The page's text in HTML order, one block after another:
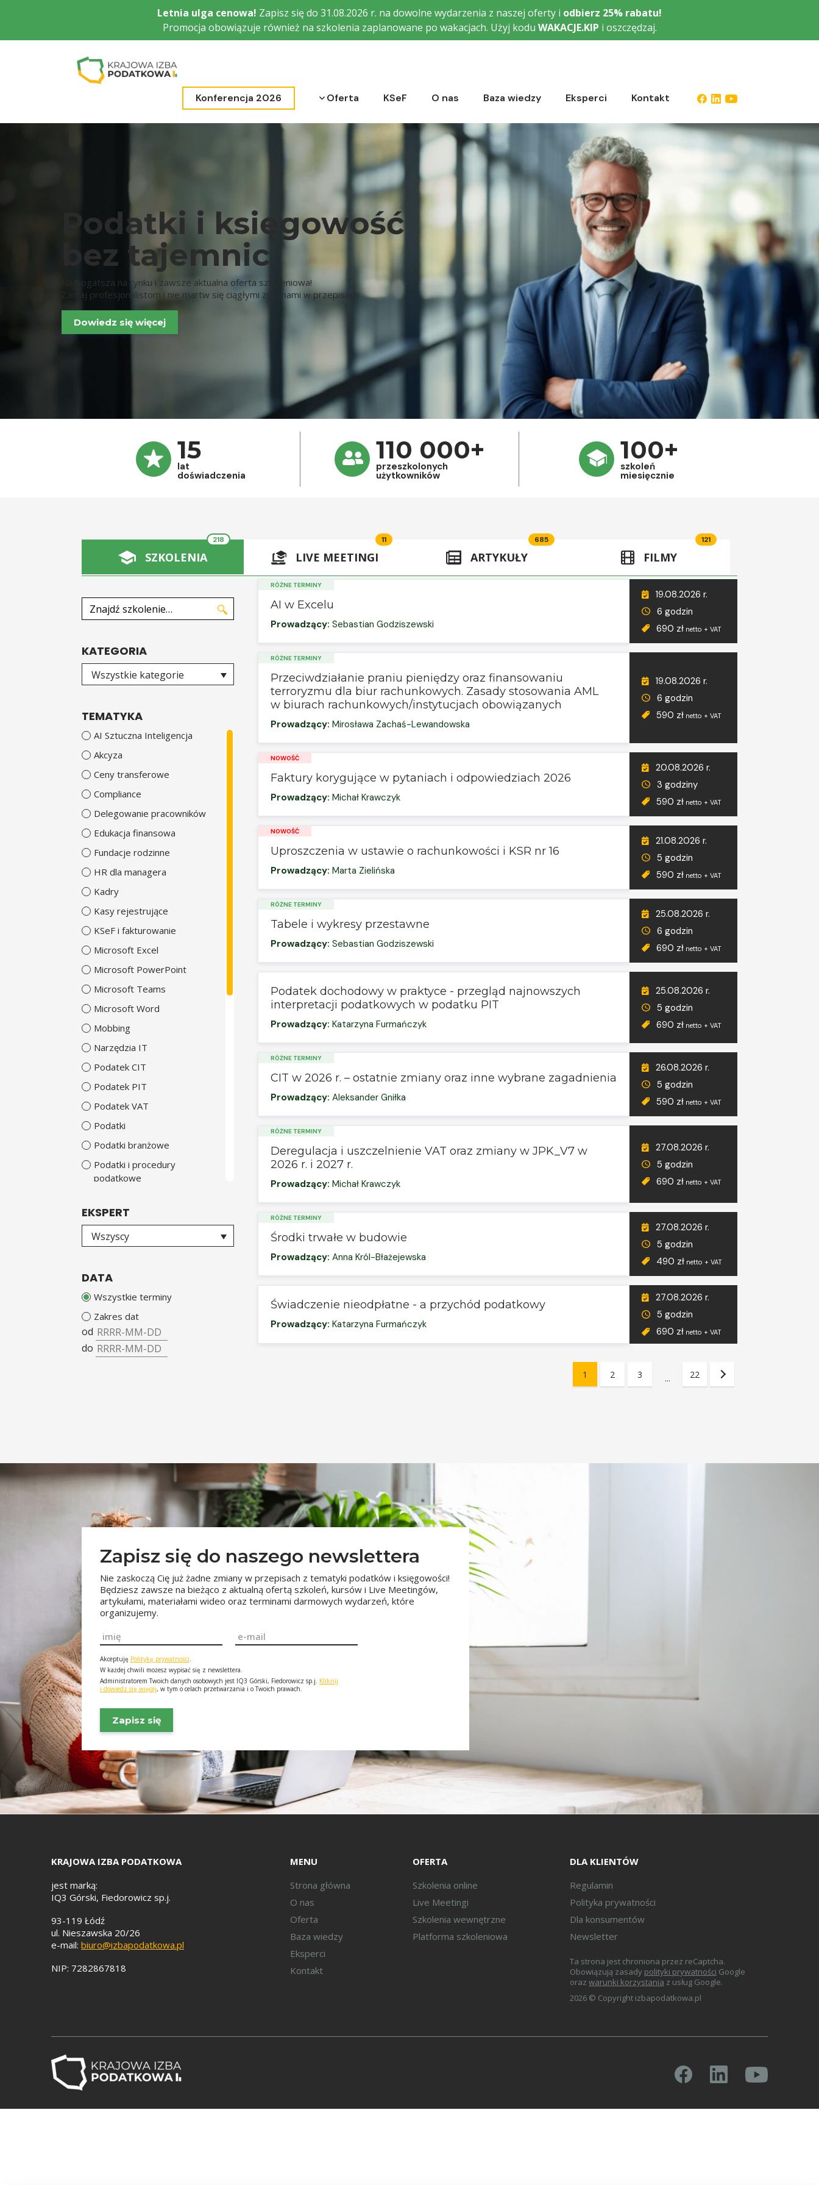
Letnia ulga cenowa! Zapisz się do 31.08.2026 r. na dowolne wydarzenia z naszej oferty i odbierz 25% rabatu!
Promocja obowiązuje również na szkolenia zaplanowane po wakacjach. Użyj kodu WAKACJE.KIP i oszczędzaj.
Konferencja 2026 Oferta KSeF O nas Baza wiedzy Eksperci Kontakt
Podatki i księgowość
bez tajemnic
Najbogatsza na rynku i zawsze aktualna oferta szkoleniowa!
Zaufaj profesjonalistom i nie martw się ciągłymi zmianami w przepisach
Dowiedz się więcej
15
lat
doświadczenia
110 000+
przeszkolonych
użytkowników
100+
szkoleń
miesięcznie
218
SZKOLENIA
11
LIVE MEETINGI
685
ARTYKUŁY
121
FILMY
Znajdź szkolenie
KATEGORIA
Wybierz kategorię
Wszystkie kategorie
TEMATYKA
AI Sztuczna Inteligencja
Akcyza
Ceny transferowe
Compliance
Delegowanie pracowników
Edukacja finansowa
Fundacje rodzinne
HR dla managera
Kadry
Kasy rejestrujące
KSeF i fakturowanie
Microsoft Excel
Microsoft PowerPoint
Microsoft Teams
Microsoft Word
Mobbing
Narzędzia IT
Podatek CIT
Podatek PIT
Podatek VAT
Podatki
Podatki branżowe
Podatki i procedury
podatkowe
PPK
Prawo cywilne
terroryzmu
Psychologia
Rachunkowość
Rozwój osobisty
Skarbnica rodzica
Zatrudnianie cudzoziemców
ZFŚS
EKSPERT
Wybierz eksperta
Wszyscy
DATA
Wszystkie terminy
Zakres dat
od
do
RÓŻNE TERMINY
AI w Excelu
Prowadzący: Sebastian Godziszewski
19.08.2026 r.
6 godzin
690 zł netto + VAT
RÓŻNE TERMINY
Przeciwdziałanie praniu pieniędzy oraz finansowaniu
terroryzmu dla biur rachunkowych. Zasady stosowania AML
w biurach rachunkowych/instytucjach obowiązanych
Prowadzący: Mirosława Zachaś-Lewandowska
19.08.2026 r.
6 godzin
590 zł netto + VAT
NOWOŚĆ
Faktury korygujące w pytaniach i odpowiedziach 2026
Prowadzący: Michał Krawczyk
20.08.2026 r.
3 godziny
590 zł netto + VAT
NOWOŚĆ
Uproszczenia w ustawie o rachunkowości i KSR nr 16
Prowadzący: Marta Zielińska
21.08.2026 r.
5 godzin
590 zł netto + VAT
RÓŻNE TERMINY
Tabele i wykresy przestawne
Prowadzący: Sebastian Godziszewski
25.08.2026 r.
6 godzin
690 zł netto + VAT
Podatek dochodowy w praktyce - przegląd najnowszych
interpretacji podatkowych w podatku PIT
Prowadzący: Katarzyna Furmańczyk
25.08.2026 r.
5 godzin
690 zł netto + VAT
RÓŻNE TERMINY
CIT w 2026 r. – ostatnie zmiany oraz inne wybrane zagadnienia
Prowadzący: Aleksander Gniłka
26.08.2026 r.
5 godzin
590 zł netto + VAT
RÓŻNE TERMINY
Deregulacja i uszczelnienie VAT oraz zmiany w JPK_V7 w
2026 r. i 2027 r.
Prowadzący: Michał Krawczyk
27.08.2026 r.
5 godzin
690 zł netto + VAT
RÓŻNE TERMINY
Środki trwałe w budowie
Prowadzący: Anna Król-Błażejewska
27.08.2026 r.
5 godzin
490 zł netto + VAT
Świadczenie nieodpłatne - a przychód podatkowy
Prowadzący: Katarzyna Furmańczyk
27.08.2026 r.
5 godzin
690 zł netto + VAT
1 2 3 ... 22
Zapisz się do naszego newslettera
Nie zaskoczą Cię już żadne zmiany w przepisach z tematyki podatków i księgowości!
Będziesz zawsze na bieżąco z aktualną ofertą szkoleń, kursów i Live Meetingów,
artykułami, materiałami wideo oraz terminami darmowych wydarzeń, które
organizujemy.
Imię Email
Akceptuję Politykę prywatności.
W każdej chwili możesz wypisać się z newslettera.
Administratorem Twoich danych osobowych jest IQ3 Górski, Fiedorowicz sp.j. Kliknij
i dowiedz się więcej, w tym o celach przetwarzania i o Twoich prawach.
KRAJOWA IZBA PODATKOWA
jest marką:
IQ3 Górski, Fiedorowicz sp.j.
93-119 Łódź
ul. Nieszawska 20/26
e-mail: biuro@izbapodatkowa.pl
NIP: 7282867818
MENU
Strona główna
O nas
Oferta
Baza wiedzy
Eksperci
Kontakt
OFERTA
Szkolenia online
Live Meetingi
Szkolenia wewnętrzne
Platforma szkoleniowa
DLA KLIENTÓW
Regulamin
Polityka prywatności
Dla konsumentów
Newsletter
Ta strona jest chroniona przez reCaptcha.
Obowiązują zasady polityki prywatności Google
oraz warunki korzystania z usług Google.
2026 © Copyright izbapodatkowa.pl